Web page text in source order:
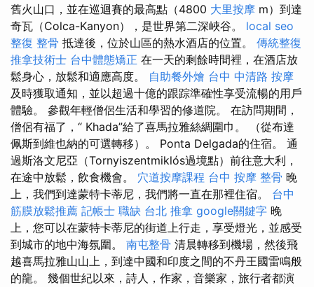
舊火山口，並在巡迴賽的最高點（4800 大里按摩 m）到達
奇瓦（Colca-Kanyon），是世界第二深峽谷。 local seo
整復 整骨 抵達後，位於山區的熱水酒店的位置。 傳統整復
推拿技術士 台中體態矯正 在一天的剩餘時間裡，在酒店放
鬆身心，放鬆和適應高度。 自助餐外燴 台中 中清路 按摩
及時獲取通知，並以超過十億的跟踪準確性享受流暢的用戶
體驗。 參觀年輕僧侶生活和學習的修道院。 在訪問期間，
僧侶有福了，“ Khada”給了喜馬拉雅絲綢圍巾。 （從布達
佩斯到維也納的可選轉移）。 Ponta Delgada的住宿。 通
過斯洛文尼亞（Tornyiszentmiklós過境點）前往意大利，
在途中放鬆，飲食機會。 穴道按摩課程 台中 按摩 整骨 晚
上，我們到達蒙特卡蒂尼，我們將一直在那裡住宿。 台中
筋膜放鬆推薦 記帳士 職缺 台北 推拿 google關鍵字 晚
上，您可以在蒙特卡蒂尼的街道上行走，享受燈光，並感受
到城市的地中海氛圍。 南屯整骨 清晨轉移到機場，然後飛
越喜馬拉雅山山上，到達中國和印度之間的不丹王國雷鳴般
的龍。 幾個世紀以來，詩人，作家，音樂家，旅行者都演